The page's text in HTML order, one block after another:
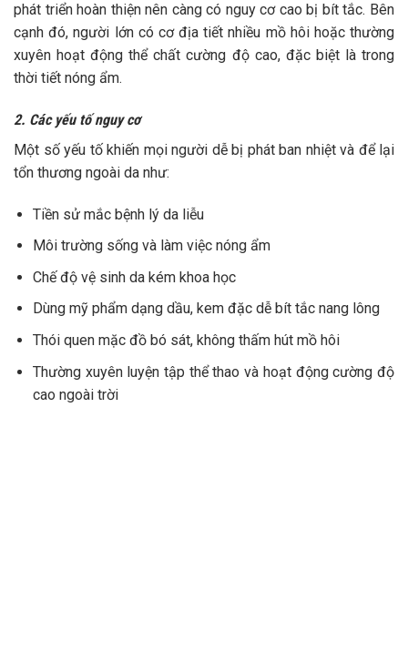
phát triển hoàn thiện nên càng có nguy cơ cao bị bít tắc. Bên
cạnh đó, người lớn có cơ địa tiết nhiều mồ hôi hoặc thường
xuyên hoạt động thể chất cường độ cao, đặc biệt là trong
thời tiết nóng ẩm.
2. Các yếu tố nguy cơ
Một số yếu tố khiến mọi người dễ bị phát ban nhiệt và để lại
tổn thương ngoài da như:
Tiền sử mắc bệnh lý da liễu
Môi trường sống và làm việc nóng ẩm
Chế độ vệ sinh da kém khoa học
Dùng mỹ phẩm dạng dầu, kem đặc dễ bít tắc nang lông
Thói quen mặc đồ bó sát, không thấm hút mồ hôi
Thường xuyên luyện tập thể thao và hoạt động cường độ
cao ngoài trời